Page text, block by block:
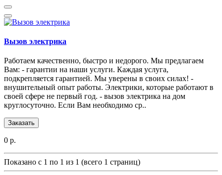
Вызов электрика
Работаем качественно, быстро и недорого. Мы предлагаем
Вам: - гарантии на наши услуги. Каждая услуга,
подкрепляется гарантией. Мы уверены в своих силах! -
внушительный опыт работы. Электрики, которые работают в
своей сфере не первый год. - вызов электрика на дом
круглосуточно. Если Вам необходимо ср..
Заказать
0 р.
Показано с 1 по 1 из 1 (всего 1 страниц)